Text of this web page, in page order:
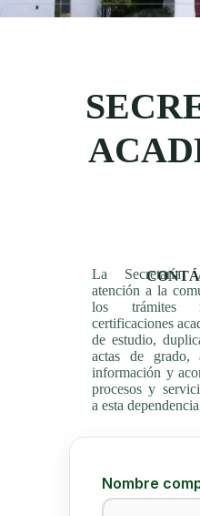
La Secretaría
atención a la
los trámites
certificaciones
de estudio,
actas de grado,
información y
procesos y
a esta
Nombre